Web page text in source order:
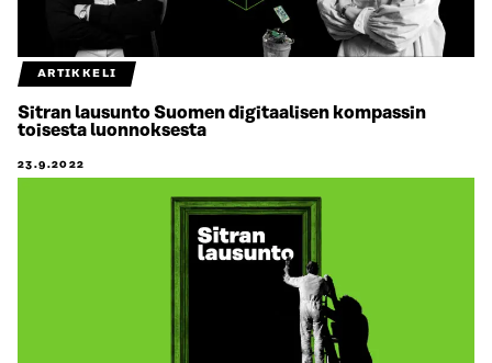
ARTIKKELI
Sitran lausunto Suomen digitaalisen kompassin
toisesta luonnoksesta
23.9.2022